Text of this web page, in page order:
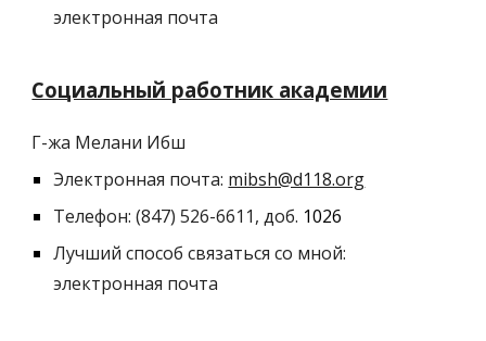
электронная почта
Социальный работник академии
Г-жа Мелани Ибш
Электронная почта: mibsh@d118.org
Телефон: (847) 526-6611, доб. 1026
Лучший способ связаться со мной:
электронная почта